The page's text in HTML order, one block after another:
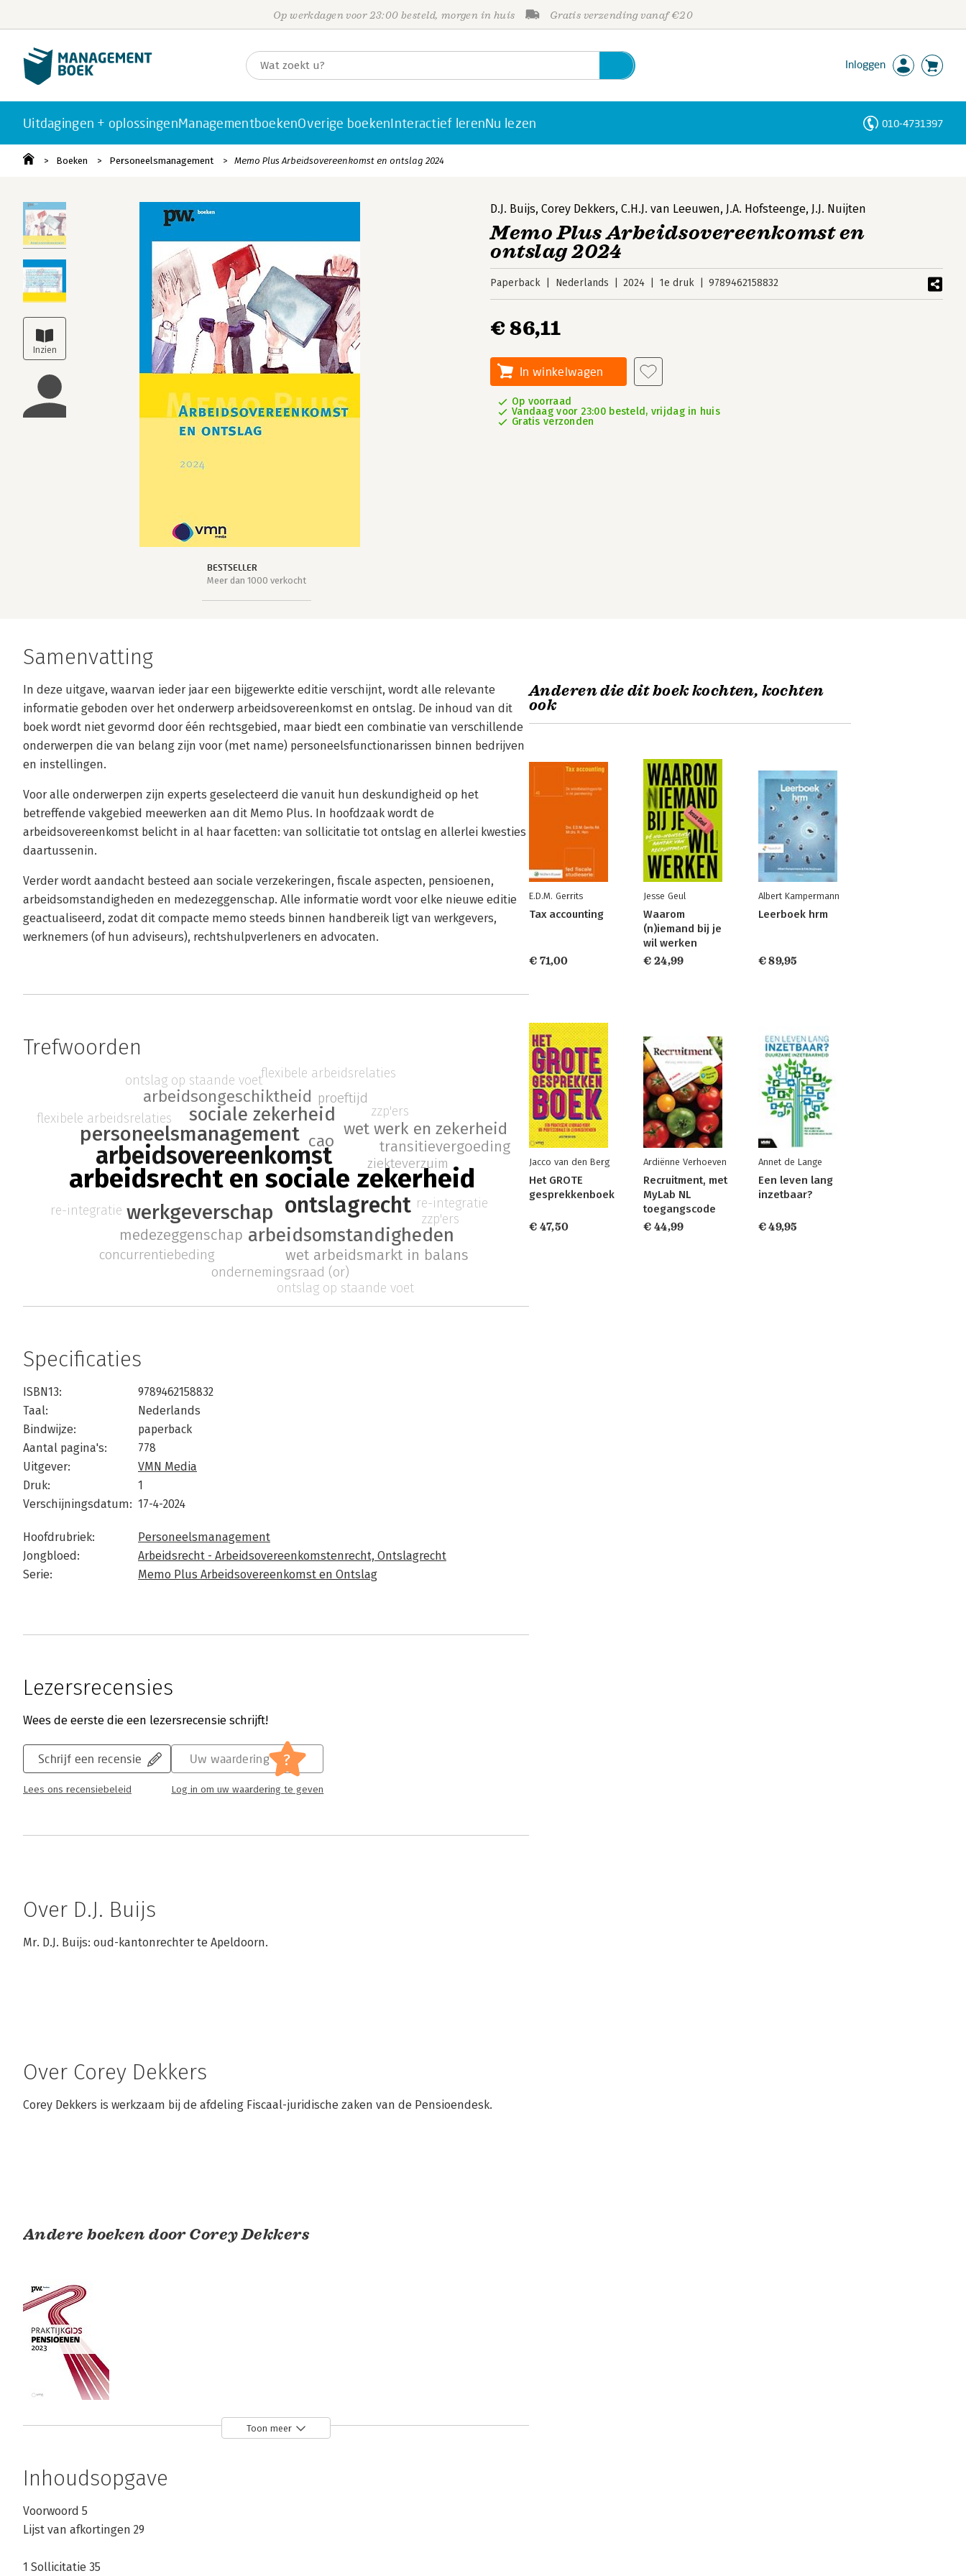
Op werkdagen voor 23:00 besteld, morgen in huis Gratis verzending vanaf €20
Inloggen
Uitdagingen + oplossingenManagementboekenOverige boekenInteractief lerenNu lezen 010-4731397
Boeken Personeelsmanagement Memo Plus Arbeidsovereenkomst en ontslag 2024
BESTSELLER
Meer dan 1000 verkocht
D.J. Buijs, Corey Dekkers, C.H.J. van Leeuwen, J.A. Hofsteenge, J.J. Nuijten
Memo Plus Arbeidsovereenkomst en
ontslag 2024
Paperback Nederlands 2024 1e druk 9789462158832
€ 86,11
In winkelwagen
Op voorraad
Vandaag voor 23:00 besteld, vrijdag in huis
Gratis verzonden
Samenvatting
In deze uitgave, waarvan ieder jaar een bijgewerkte editie verschijnt, wordt alle relevante
informatie geboden over het onderwerp arbeidsovereenkomst en ontslag. De inhoud van dit
boek wordt niet gevormd door één rechtsgebied, maar biedt een combinatie van verschillende
onderwerpen die van belang zijn voor (met name) personeelsfunctionarissen binnen bedrijven
en instellingen.
Voor alle onderwerpen zijn experts geselecteerd die vanuit hun deskundigheid op het
betreffende vakgebied meewerken aan dit Memo Plus. In hoofdzaak wordt de
arbeidsovereenkomst belicht in al haar facetten: van sollicitatie tot ontslag en allerlei kwesties
daartussenin.
Verder wordt aandacht besteed aan sociale verzekeringen, fiscale aspecten, pensioenen,
arbeidsomstandigheden en medezeggenschap. Alle informatie wordt voor elke nieuwe editie
geactualiseerd, zodat dit compacte memo steeds binnen handbereik ligt van werkgevers,
werknemers (of hun adviseurs), rechtshulpverleners en advocaten.
Trefwoorden
arbeidsrecht en sociale zekerheid
arbeidsovereenkomst
ontslagrecht
werkgeverschap
personeelsmanagement
arbeidsomstandigheden
sociale zekerheid
cao
arbeidsongeschiktheid
wet werk en zekerheid
transitievergoeding
wet arbeidsmarkt in balans
medezeggenschap
ondernemingsraad (or)
ziekteverzuim
concurrentiebeding
proeftijd
flexibele arbeidsrelaties zzp'ers
ontslag op staande voet
re-integratie
flexibele arbeidsrelaties
zzp'ers
ontslag op staande voet
re-integratie
Specificaties
ISBN13:
9789462158832
Taal:
Nederlands
Bindwijze:
paperback
Aantal pagina's:
778
Uitgever:
VMN Media
Druk:
1
Verschijningsdatum: 17-4-2024
Hoofdrubriek:
Personeelsmanagement
Jongbloed:
Arbeidsrecht - Arbeidsovereenkomstenrecht, Ontslagrecht
Serie:
Memo Plus Arbeidsovereenkomst en Ontslag
Lezersrecensies
Wees de eerste die een lezersrecensie schrijft!
Schrijf een recensie
Lees ons recensiebeleid
Uw waardering ?
Log in om uw waardering te geven
Over D.J. Buijs
Mr. D.J. Buijs: oud-kantonrechter te Apeldoorn.
Over Corey Dekkers
Corey Dekkers is werkzaam bij de afdeling Fiscaal-juridische zaken van de Pensioendesk.
Andere boeken door Corey Dekkers
Bekijk alle boeken
Over C.H.J. van Leeuwen
Toon meer
Inhoudsopgave
Voorwoord 5
Lijst van afkortingen 29
1 Sollicitatie 35
Anderen die dit boek kochten, kochten
ook
E.D.M. Gerrits
Tax accounting
€ 71,00
Jesse Geul
Waarom
(n)iemand bij je
wil werken
€ 24,99
Albert Kampermann
Leerboek hrm
€ 89,95
Jacco van den Berg
Het GROTE
gesprekkenboek
€ 47,50
Ardiënne Verhoeven
Recruitment, met
MyLab NL
toegangscode
€ 44,99
Annet de Lange
Een leven lang
inzetbaar?
€ 49,95
Personen